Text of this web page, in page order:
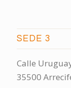
SEDE 3
Calle
35500